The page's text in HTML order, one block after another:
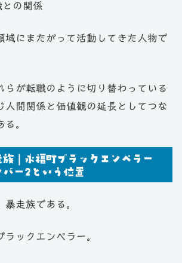
との関係
域にまたがって活動してきた人物で
らが転職のように切り替わっている
人間関係と価値観の延長としてつな
。
族｜永福町ブラックエンペラー
バー2という位置
走族である。
ラックエンペラー。